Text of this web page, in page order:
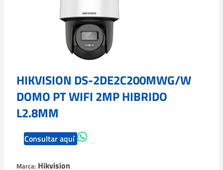
HIKVISION DS-2DE2C200MWG/W
DOMO PT WIFI 2MP HIBRIDO
L2.8MM
Consultar aquí
Marca: Hikvision